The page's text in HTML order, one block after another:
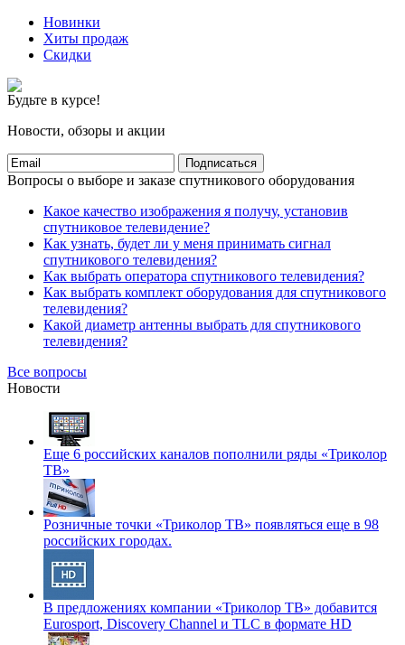
Новинки
Хиты продаж
Скидки
Будьте в курсе!
Новости, обзоры и акции
Подписаться
Вопросы о выборе и заказе спутникового оборудования
Какое качество изображения я получу, установив
спутниковое телевидение?
Как узнать, будет ли у меня принимать сигнал
спутникового телевидения?
Как выбрать оператора спутникового телевидения?
Как выбрать комплект оборудования для спутникового
телевидения?
Какой диаметр антенны выбрать для спутникового
телевидения?
Все вопросы
Новости
Еще 6 российских каналов пополнили ряды «Триколор
ТВ»
Розничные точки «Триколор ТВ» появляться еще в 98
российских городах.
В предложениях компании «Триколор ТВ» добавится
Eurosport, Discovery Channel и TLC в формате HD